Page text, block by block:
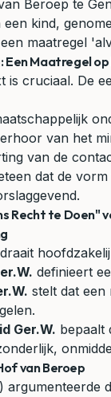
Beroep te
kind,
maatregel
Een Maatregel
is cruciaal. De
van het
van de
dat de
Recht te Doen"
definieert
stelt dat
Ger.W. bepaalt
van Beroep